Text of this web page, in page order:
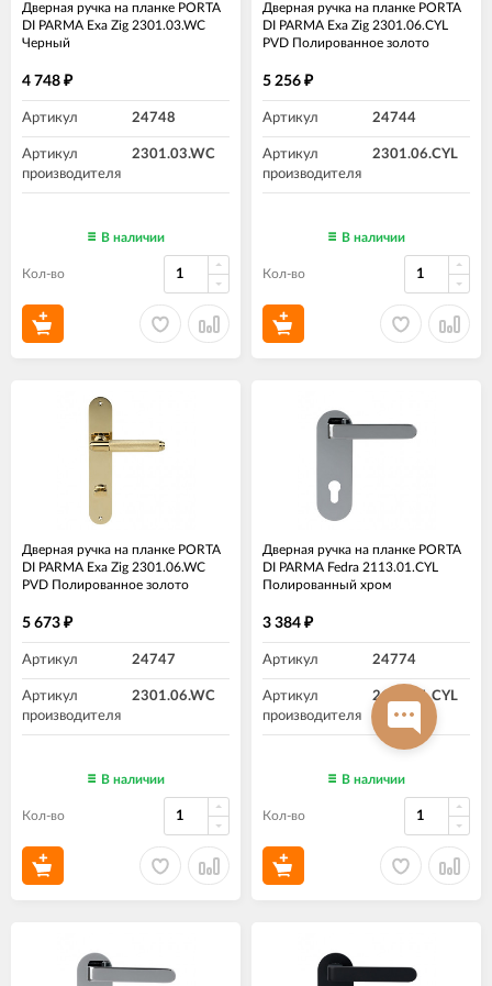
Дверная ручка на планке PORTA
DI PARMA Exa Zig 2301.03.WC
Черный
4 748 ₽
Артикул 24748
Артикул
производителя
2301.03.WC
В наличии
Кол-во
Дверная ручка на планке PORTA
DI PARMA Exa Zig 2301.06.CYL
PVD Полированное золото
5 256 ₽
Артикул 24744
Артикул
производителя
2301.06.CYL
В наличии
Кол-во
Дверная ручка на планке PORTA
DI PARMA Exa Zig 2301.06.WC
PVD Полированное золото
5 673 ₽
Артикул 24747
Артикул
производителя
2301.06.WC
В наличии
Кол-во
Дверная ручка на планке PORTA
DI PARMA Fedra 2113.01.CYL
Полированный хром
3 384 ₽
Артикул 24774
Артикул
производителя
2113.01.CYL
В наличии
Кол-во